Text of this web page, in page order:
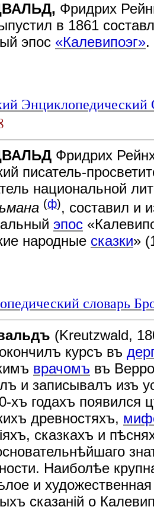
Фридрих
в 1861
эпос «Калевипоэг».
Энциклопедический
Фридрих
писатель-
национальной
(ф), составил и
эпос
народные сказки»
словарь
(Kreutzwald,
курсъ въ
врачомъ въ
и записывалъ изъ
хъ годахъ появился
древностяхъ,
сказкахъ и
Наиболѣе
и
сказанiй о